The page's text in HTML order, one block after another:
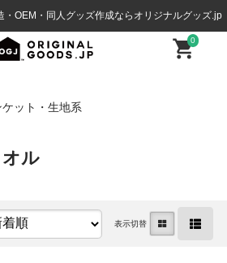
・OEM・同人グッズ作成ならオリジナルグッズ.jp
0
ット・生地系
ル
表示切替